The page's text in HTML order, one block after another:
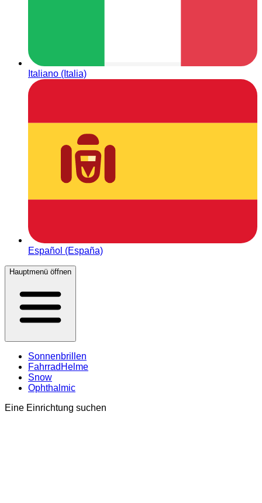
Italiano (Italia)
Español (España)
Hauptmenü öffnen
Sonnenbrillen
FahrradHelme
Snow
Ophthalmic
Eine Einrichtung suchen